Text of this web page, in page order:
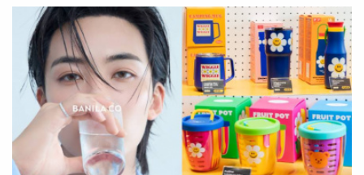
的傷心了很久，因為我認為中年婦女在 OnlyFans 上也賺不
到多少錢，而且他居然可以接受自己配偶在 OnlyFans 上開
帳號 賺錢，這件事我真的一輩子不會忘記！」
Android 7.1.2以下版本，用戶必須先升級手機作業系統，再
更新LINE應用程式至最新版本，才能符合持續使用條件。
不過，由於部分年份較久的手機可能已無法獲得系統更新支
援，因此LINE建議這類用戶改用符合最低系統需求的新裝
置。除了手機與平板外，Apple Watch用戶也受到此次調整
影響。LINE指出，Apple Watch需搭載watchOS 8.0以上版
本，且與其配對的iPhone內LINE版本須更新至14.6.3以上，
才能維持正常使用。如果Apple Watch目前仍使用watchOS